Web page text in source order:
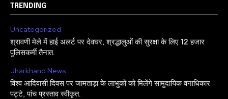
TRENDING
Uncategorized
श्रावणी मेले में हाई अलर्ट पर देवघर, श्रद्धालुओं की सुरक्षा के लिए 12 हजार
पुलिसकर्मी तैनात.
Jharkhand News
विश्व आदिवासी दिवस पर जामताड़ा के लाभुकों को मिलेंगे सामुदायिक वनाधिकार
पट्टे, पांच प्रस्ताव स्वीकृत.